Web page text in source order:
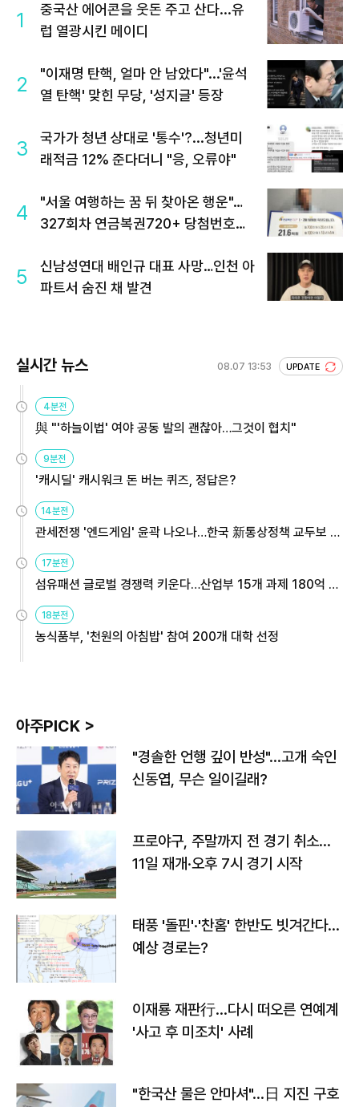
1
중국산 에어콘을 웃돈 주고 산다...유
럽 열광시킨 메이디
2
"이재명 탄핵, 얼마 안 남았다"...'윤석
열 탄핵' 맞힌 무당, '성지글' 등장
3
국가가 청년 상대로 '통수'?...청년미
래적금 12% 준다더니 "응, 오류야"
4
"서울 여행하는 꿈 뒤 찾아온 행운"…
327회차 연금복권720+ 당첨번호조
5
신남성연대 배인규 대표 사망…인천 아
파트서 숨진 채 발견
실시간 뉴스 08.07 13:53 UPDATE
4분전
與 "'하늘이법' 여야 공동 발의 괜찮아…그것이 협치"
9분전
'캐시딜' 캐시워크 돈 버는 퀴즈, 정답은?
14분전
관세전쟁 '엔드게임' 윤곽 나오나…한국 新통상정책 교두보 활
용해야
17분전
섬유패션 글로벌 경쟁력 키운다…산업부 15개 과제 180억 지
원
18분전
농식품부, '천원의 아침밥' 참여 200개 대학 선정
아주PICK >
"경솔한 언행 깊이 반성"…고개 숙인
신동엽, 무슨 일이길래?
프로야구, 주말까지 전 경기 취소…
11일 재개·오후 7시 경기 시작
태풍 '돌핀'·'찬홈' 한반도 빗겨간다…
예상 경로는?
이재룡 재판行…다시 떠오른 연예계
'사고 후 미조치' 사례
"한국산 물은 안마셔"…日 지진 구호